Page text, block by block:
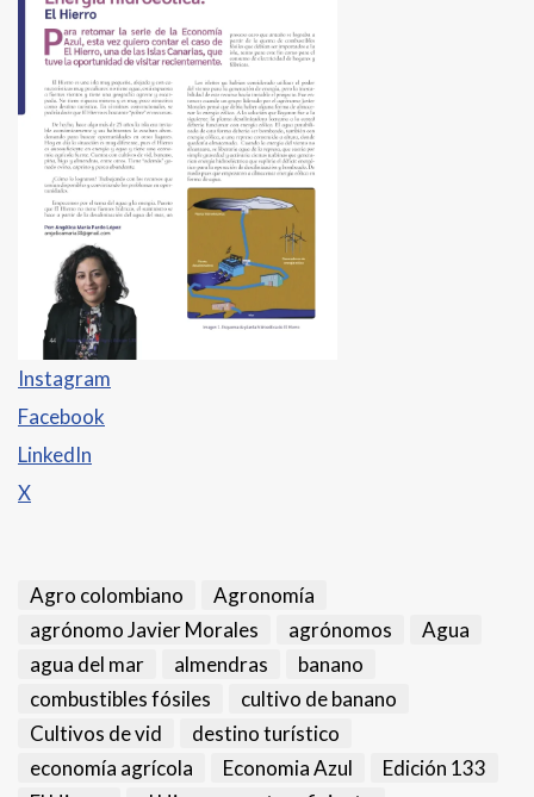
Instagram
Facebook
LinkedIn
X
Agro colombiano
Agronomía
agrónomo Javier Morales
agrónomos
Agua
agua del mar
almendras
banano
combustibles fósiles
cultivo de banano
Cultivos de vid
destino turístico
economía agrícola
Economia Azul
Edición 133